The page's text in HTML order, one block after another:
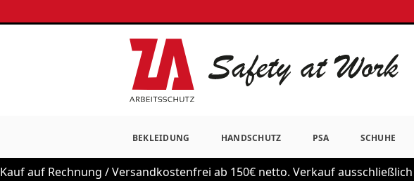
BEKLEIDUNG HANDSCHUTZ PSA SCHUHE
Kauf auf Rechnung / Versandkostenfrei ab 150€ netto. Verkauf